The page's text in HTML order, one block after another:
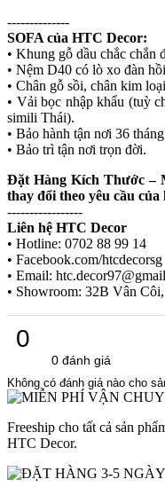
--------------
SOFA của HTC Decor:
• Khung gỗ dầu chắc chắn
• Nệm D40 có lò xo đàn
• Chân gỗ sồi, chân kim
• Vải bọc nhập khẩu (tuỳ
simili Thái).
• Bảo hành tận nơi 36
• Bảo trì tận nơi trọn đời.
Đặt Hàng Kích Thước –
thay đổi theo yêu cầu của
-----------------
Liên hệ HTC Decor
• Hotline: 0702 88 99 14
• Facebook.com/htcdecorsg
• Email:
• Showroom: 32B Vân
0
0 đánh giá
Không có đánh giá nào cho
Freeship cho tất cả sản
HTC Decor.